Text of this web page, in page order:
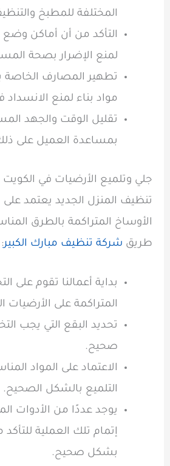
المختلفة للمطبخ
التأكد من أن أماكن وضع
لمنع الإضرار بصحة
تطهير المصارف الخاصة
مواد بناء لمنع
تقليل الوقت والجهد
بمساعدة العميل على
جلي وتلميع الأرضيات في الكويت
تنظيف المنزل الجديد يعتمد
الأوساخ المتراكمة بالطرق
طريق شركة تنظيف مبارك الكبير:
بداية أعمالنا تقوم على
المتراكمة على الأرضيات
تحديد البقع التي يجب
صحيح.
الاعتماد على المواد
التلميع بالشكل الصحيح.
يوجد عددًا من الأدوات
إتمام تلك العملية
بشكل صحيح.